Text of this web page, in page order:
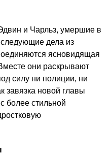
и Чарльз, умершие в
дела из
ясновидящая
они раскрывают
силу ни полиции, ни
завязка новой главы
более стильной